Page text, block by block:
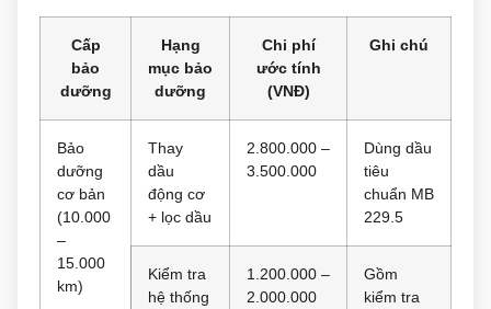
Cấp
bảo
dưỡng
Hạng
mục bảo
dưỡng
Chi phí
ước tính
(VNĐ)
Ghi chú
Bảo
dưỡng
cơ bản
(10.000
–
15.000
km)
Thay
dầu
động cơ
+ lọc dầu
2.800.000 –
3.500.000
Dùng dầu
tiêu
chuẩn MB
229.5
Kiểm tra
hệ thống
1.200.000 –
2.000.000
Gồm
kiểm tra